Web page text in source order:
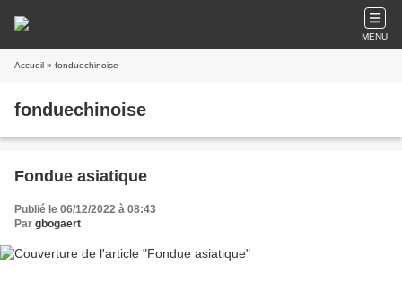
MENU
Accueil » fonduechinoise
fonduechinoise
Fondue asiatique
Publié le 06/12/2022 à 08:43
Par gbogaert